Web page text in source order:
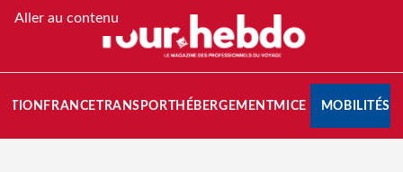
Aller au contenu
FRANCETRANSPORT HÉBERGEMENTMICE MOBILITÉS